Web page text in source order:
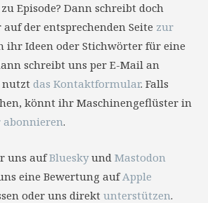
Episode? Dann schreibt doch
der entsprechenden Seite zur
ihr Ideen oder Stichwörter für eine
schreibt uns per E-Mail an
nutztdas Kontaktformular. Falls
könnt ihr Maschinengeflüster in
abonnieren.
uns aufBlueskyund Mastodon
eine Bewertung aufApple
oder uns direkt unterstützen.